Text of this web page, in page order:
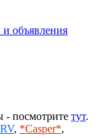
объявления
- посмотрите тут.
, *Casper*,